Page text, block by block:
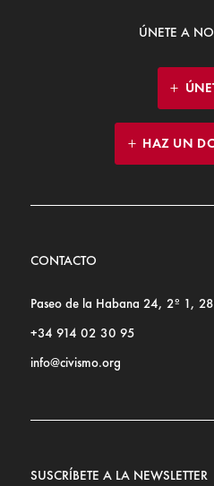
ÚNETE A
HAZ UN
CONTACTO
Paseo de la Habana 24, 2º 1,
+34 914 02 30 95
info@civismo.org
SUSCRÍBETE A LA NEWSLETTER